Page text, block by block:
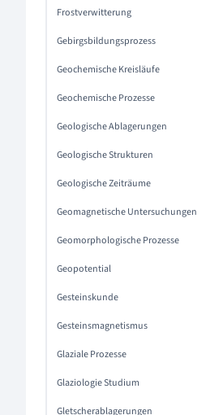
Frostverwitterung
Gebirgsbildungsprozess
Geochemische Kreisläufe
Geochemische Prozesse
Geologische Ablagerungen
Geologische Strukturen
Geologische Zeiträume
Geomagnetische Untersuchungen
Geomorphologische Prozesse
Geopotential
Gesteinskunde
Gesteinsmagnetismus
Glaziale Prozesse
Glaziologie Studium
Gletscherablagerungen